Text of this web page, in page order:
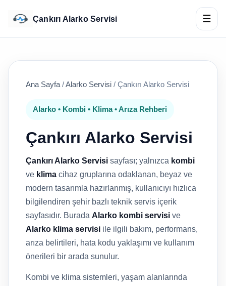
Çankırı Alarko Servisi ☰
Ana Sayfa /Alarko Servisi / Çankırı Alarko Servisi
Alarko • Kombi • Klima • Arıza Rehberi
Çankırı Alarko Servisi
Çankırı Alarko Servisi sayfası; yalnızca kombi
ve klima cihaz gruplarına odaklanan, beyaz ve
modern tasarımla hazırlanmış, kullanıcıyı hızlıca
bilgilendiren şehir bazlı teknik servis içerik
sayfasıdır. Burada Alarko kombi servisi ve
Alarko klima servisi ile ilgili bakım, performans,
arıza belirtileri, hata kodu yaklaşımı ve kullanım
önerileri bir arada sunulur.
Kombi ve klima sistemleri, yaşam alanlarında